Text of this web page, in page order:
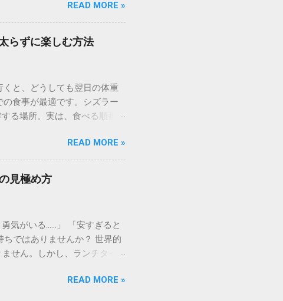
を詳しくご紹介します。 1.
「いきなり！ステーキ」。そ
ーキの美味しさは、カット
香ばしく、中はジューシーな
お腹の空き具合に合わせ
れるような高品質なチルド肉
ーズナブルに提供していま
前にして悩まないために、部
れ出すジューシーさを求める
人気 牛一頭からわずかしか取
かさです。高タンパク・低カ
READ MORE »
らずに楽しむ方法
と、どうしても翌日の体重
食事が最適です。シズラー
る場所。実は、食べる順番や
方でも安心して「肉活」を満
べ放題」なのか？ 一般的な
水化物）に偏りがちです。し
富な生野菜、海藻、キノコ類
、筋肉を維持しながら脂肪
ァースト」の3ステップ 太る
上昇」です。これを防ぐため
海藻」から 席に着いたら、
、胃の粘膜に食物繊維の膜を
READ MORE »
見極め方
気がいる……」 「安すぎると
ではありませんか？ 世界的
せん。しかし、ランチタイ
。さらに、安くても品質に妥
READ MORE »